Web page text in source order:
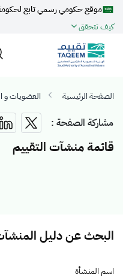
موقع حكومي رسمي تابع لحكومة
كيف تتحقق
الصفحة الرئيسية العضويات و
مشاركة الصفحة :
قائمة منشآت التقييم
البحث عن دليل
اسم المنشأة